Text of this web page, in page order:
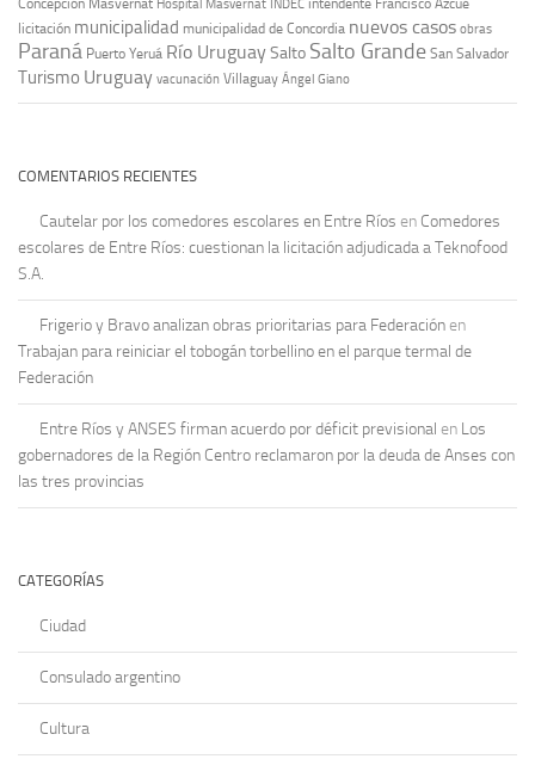
Hospital Masvernat INDEC
licitación municipalidad municipalidad de Concordia nuevos casos obras
Paraná Puerto Yeruá Río UruguaySalto Salto Grande San Salvador
Turismo Uruguay vacunación Villaguay Ángel Giano
COMENTARIOS RECIENTES
Cautelar por los comedores escolares en Entre Ríos en Comedores
escolares de Entre Ríos: cuestionan la licitación adjudicada a Teknofood
S.A.
Frigerio y Bravo analizan obras prioritarias para Federación en
Trabajan para reiniciar el tobogán torbellino en el parque termal de
Federación
Entre Ríos y ANSES firman acuerdo por déficit previsional en Los
gobernadores de la Región Centro reclamaron por la deuda de Anses con
las tres provincias
CATEGORÍAS
Ciudad
Consulado argentino
Cultura